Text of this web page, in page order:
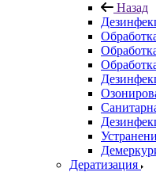
Назад
Дератизация